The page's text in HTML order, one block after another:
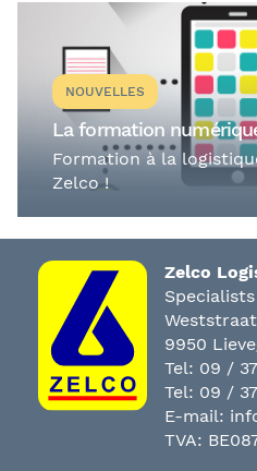
NOUVELLES
La formation
Formation à la
Zelco !
Zelco
Weststraat
9950
Tel: 09 /
Tel: 09 /
E-mail:
TVA: